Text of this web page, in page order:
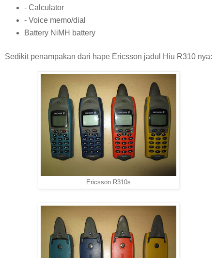
- Calculator
- Voice memo/dial
Battery NiMH battery
Sedikit penampakan dari hape Ericsson jadul Hiu R310 nya:
Ericsson R310s